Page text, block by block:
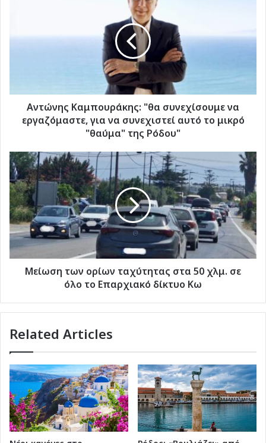
συνεχιστεί
της
Ρόδου"
Aντώνης Καμπουράκης: "θα συνεχίσουμε να
εργαζόμαστε, για να συνεχιστεί αυτό το μικρό
"θαύμα" της Ρόδου"
Μείωση
των
ορίων
ταχύτητας
στα
50
χλμ.
όλο
Κω
Μείωση των ορίων ταχύτητας στα 50 χλμ. σε
όλο το Eπαρχιακό δίκτυο Κω
Related Articles